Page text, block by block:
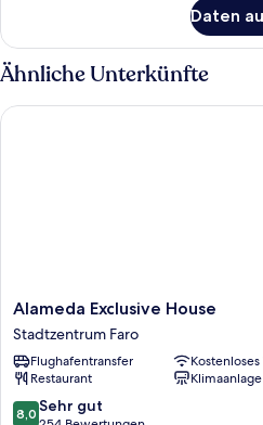
Room
Daten
Ähnliche Unterkünfte
Alameda
Exclusive
House
Stadtzentrum
Faro
Alameda Exclusive House
Stadtzentrum Faro
Flughafentransfer
Restaurant
Klimaanlage
8.0
8,0 Sehr gut
Alameda Exclusive House